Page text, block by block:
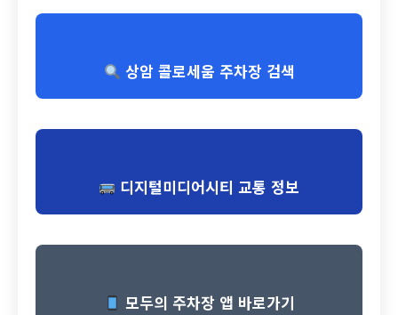
상암 콜로세움 주차장 검색
디지털미디어시티 교통 정보
모두의 주차장 앱 바로가기